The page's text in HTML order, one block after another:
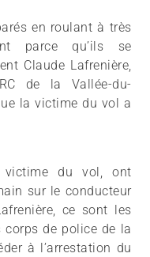
en roulant à très
parce qu’ils se
Claude Lafrenière,
de la Vallée-du-
la victime du vol a
victime du vol, ont
sur le conducteur
ce sont les
de police de la
à l’arrestation du